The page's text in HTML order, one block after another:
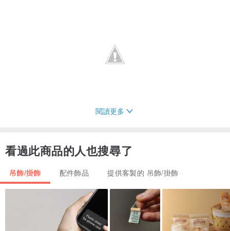
可加購客製圖案 ：
www.pinkoi.com/product/1vCPHBWJ?cat...
閱讀更多
看過此商品的人也搜尋了
吊飾/掛飾 配件飾品 提供客製的 吊飾/掛飾